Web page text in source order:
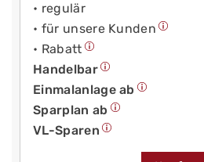
• regulär
• für unsere Kunden
• Rabatt
Handelbar
Einmalanlage ab
Sparplan ab
VL-Sparen